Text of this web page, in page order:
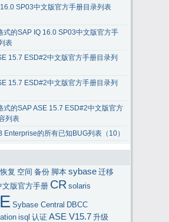
SP03中文版官方手册目录列表
式的SAP IQ 16.0 SP03中文版官方手
表
15.7 ESD#2中文版官方手册目录列
15.7 ESD#2中文版官方手册目录列
式的SAP ASE 15.7 ESD#2中文版官方
列表
Enterprise的所有已知BUG列表（10）
复 空间 备份 脚本 sybase 迁移
文版官方手册 CR solaris
Sybase Central DBCC
isql 认证 ASE V15.7 升级